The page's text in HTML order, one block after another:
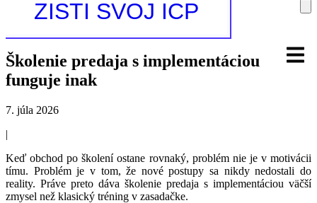
ZISTI SVOJ ICP
Školenie predaja s implementáciou
funguje inak
7. júla 2026
|
Keď obchod po školení ostane rovnaký, problém nie je v motivácii
tímu. Problém je v tom, že nové postupy sa nikdy nedostali do
reality. Práve preto dáva školenie predaja s implementáciou väčší
zmysel než klasický tréning v zasadačke.